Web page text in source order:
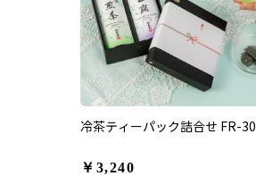
冷茶ティーパック詰合せ FR-30
￥3,240